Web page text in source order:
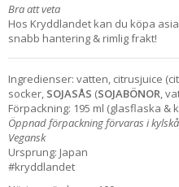
Bra att veta
Hos Kryddlandet kan du köpa
snabb hantering & rimlig frakt!
Ingredienser: vatten, citrusjuice
socker, SOJASÅS (SOJABÖNOR ,
Förpackning: 195 ml (glasflaska &
Öppnad förpackning förvaras i
Vegansk
Ursprung: Japan
#kryddlandet